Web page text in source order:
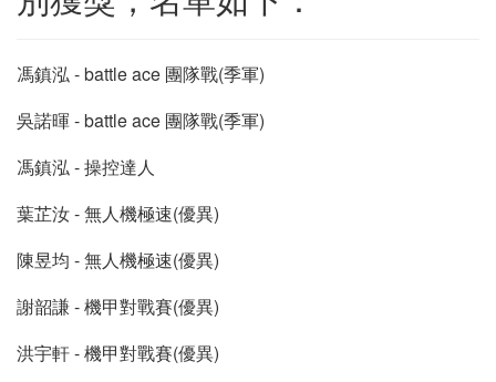
馮鎮泓 - battle ace 團隊戰(季軍)
吳諾暉 - battle ace 團隊戰(季軍)
馮鎮泓 - 操控達人
葉芷汝 - 無人機極速(優異)
陳昱均 - 無人機極速(優異)
謝韶謙 - 機甲對戰賽(優異)
洪宇軒 - 機甲對戰賽(優異)